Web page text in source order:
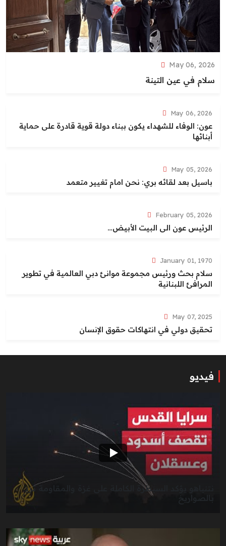
May 06, 2026
سلام في عين التينة
May 06, 2026
عون: الوفاء للشهداء يكون ببناء دولة قوية قادرة على حماية
أبنائها
May 05, 2026
باسيل بعد لقائه بري: نحن امام تغيير متعمد
February 05, 2026
الرئيس عون الى البيت الأبيض…
January 01, 1970
سلام بحث ورئيس مجموعة موانئ دبي العالمية في تطوير
المرافئ اللبنانية
May 07, 2025
تحقيق دولي في انتهاكات حقوق الإنسان
فيديو
نتنياهو يؤكد السيطرة الكاملة على غزة والمقاومة ترد